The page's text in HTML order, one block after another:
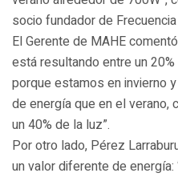
socio fundador de Frecuencia
El Gerente de MAHE
está resultando entre un
porque estamos en invierno
de energía que en el verano,
un 40% de la luz”.
Por otro lado, Pérez
un valor diferente de